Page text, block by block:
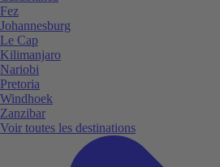
Fez
Johannesburg
Le Cap
Kilimanjaro
Nariobi
Pretoria
Windhoek
Zanzibar
Voir toutes les destinations